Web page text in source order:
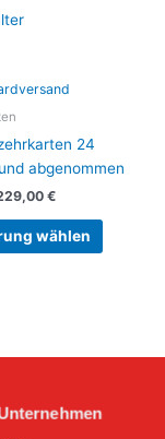
24
abgenommen
€
wählen
Die
der